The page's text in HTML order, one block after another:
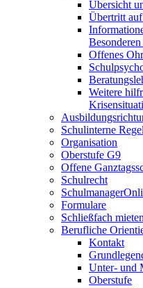
Übersicht
Übertritt
Offenes Ohr
Weitere
Schulinterne
Organisation
Oberstufe G9
Offene
Schulrecht
Formulare
Schließfach mieten
Berufliche
Kontakt
Unter- und
Oberstufe